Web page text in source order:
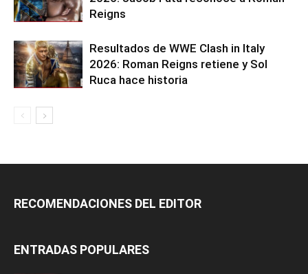
Reigns
Resultados de WWE Clash in Italy
2026: Roman Reigns retiene y Sol
Ruca hace historia
RECOMENDACIONES DEL EDITOR
ENTRADAS POPULARES